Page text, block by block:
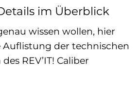
im Überblick
wissen wollen, hier
Auflistung der technischen
REV’IT! Caliber